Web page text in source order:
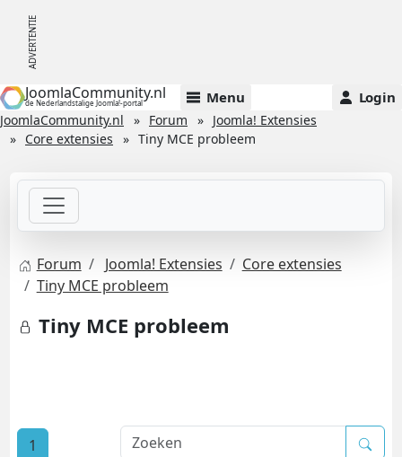
JoomlaCommunity.nl
de Nederlandstalige Joomla!-portal Menu Login
JoomlaCommunity.nl Forum
Joomla! Extensies
Core extensies
Tiny MCE probleem
Forum Joomla! Extensies
Core extensies
Tiny MCE probleem
Tiny MCE probleem
1